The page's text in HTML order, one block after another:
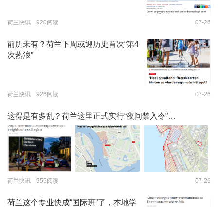
荷兰快讯 920阅读 07-26
前所未有？荷兰下周或迎历史首次“第4
次热浪”
荷兰快讯 926阅读 07-26
这得是有多乱？荷兰这里正式实行“夜间禁入令”…
荷兰快讯 955阅读 07-26
荷兰这个专业快成“国际班”了，本地学